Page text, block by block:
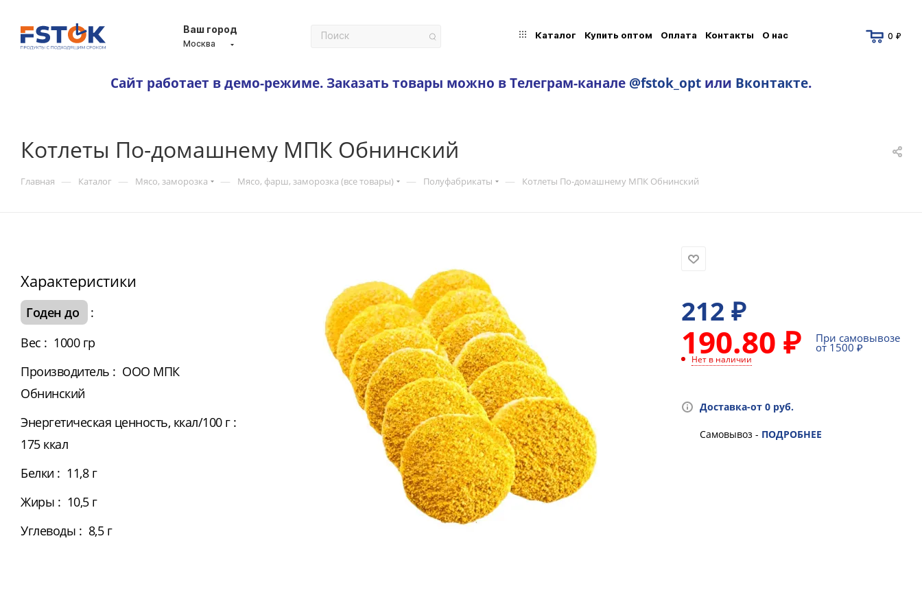
Ваш город
Москва
Каталог Купить оптом Оплата Контакты О нас 0 ₽
Сайт работает в демо-режиме. Заказать товары можно в Телеграм-канале @fstok_opt или Вконтакте.
Котлеты По-домашнему МПК Обнинский
Главная — Каталог — Мясо, заморозка — Мясо, фарш, заморозка (все товары) — Полуфабрикаты — Котлеты По-домашнему МПК Обнинский
Характеристики
Годен до
:
Вес : 1000 гр
Производитель : ООО МПК
Обнинский
Энергетическая ценность, ккал/100 г :
175 ккал
Белки : 11,8 г
Жиры : 10,5 г
Углеводы : 8,5 г
212 ₽
190.80 ₽ При самовывозе
от 1500 ₽
Нет в наличии
Доставка-от 0 руб.
Самовывоз - ПОДРОБНЕЕ